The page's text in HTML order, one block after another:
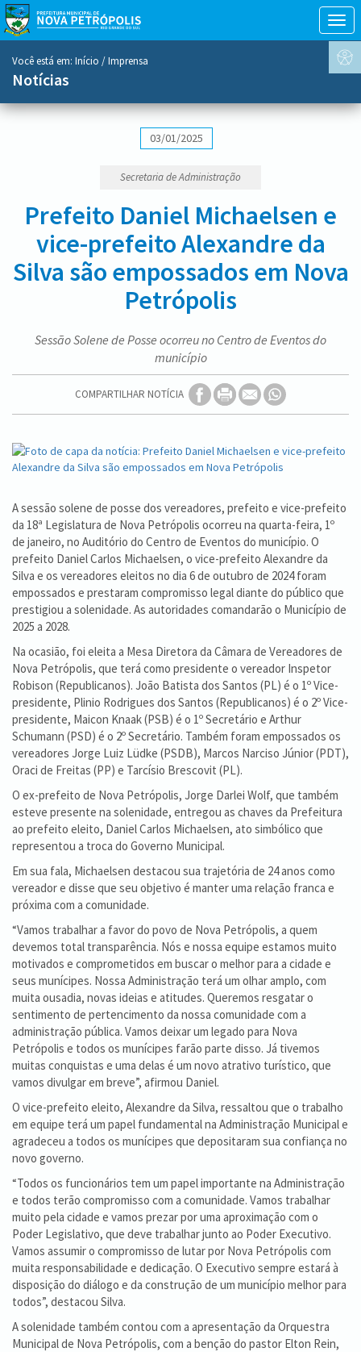
menu
Você está em: Início / Imprensa
Notícias
03/01/2025
Secretaria de Administração
Prefeito Daniel Michaelsen e
vice-prefeito Alexandre da
Silva são empossados em Nova
Petrópolis
Sessão Solene de Posse ocorreu no Centro de Eventos do
município
COMPARTILHAR NOTÍCIA
A sessão solene de posse dos vereadores, prefeito e vice-prefeito
da 18ª Legislatura de Nova Petrópolis ocorreu na quarta-feira, 1º
de janeiro, no Auditório do Centro de Eventos do município. O
prefeito Daniel Carlos Michaelsen, o vice-prefeito Alexandre da
Silva e os vereadores eleitos no dia 6 de outubro de 2024 foram
empossados e prestaram compromisso legal diante do público que
prestigiou a solenidade. As autoridades comandarão o Município de
2025 a 2028.
Na ocasião, foi eleita a Mesa Diretora da Câmara de Vereadores de
Nova Petrópolis, que terá como presidente o vereador Inspetor
Robison (Republicanos). João Batista dos Santos (PL) é o 1º Vice-
presidente, Plinio Rodrigues dos Santos (Republicanos) é o 2º Vice-
presidente, Maicon Knaak (PSB) é o 1º Secretário e Arthur
Schumann (PSD) é o 2º Secretário. Também foram empossados os
vereadores Jorge Luiz Lüdke (PSDB), Marcos Narciso Júnior (PDT),
Oraci de Freitas (PP) e Tarcísio Brescovit (PL).
O ex-prefeito de Nova Petrópolis, Jorge Darlei Wolf, que também
esteve presente na solenidade, entregou as chaves da Prefeitura
ao prefeito eleito, Daniel Carlos Michaelsen, ato simbólico que
representou a troca do Governo Municipal.
Em sua fala, Michaelsen destacou sua trajetória de 24 anos como
vereador e disse que seu objetivo é manter uma relação franca e
próxima com a comunidade.
“Vamos trabalhar a favor do povo de Nova Petrópolis, a quem
devemos total transparência. Nós e nossa equipe estamos muito
motivados e comprometidos em buscar o melhor para a cidade e
seus munícipes. Nossa Administração terá um olhar amplo, com
muita ousadia, novas ideias e atitudes. Queremos resgatar o
sentimento de pertencimento da nossa comunidade com a
administração pública. Vamos deixar um legado para Nova
Petrópolis e todos os munícipes farão parte disso. Já tivemos
muitas conquistas e uma delas é um novo atrativo turístico, que
vamos divulgar em breve”, afirmou Daniel.
O vice-prefeito eleito, Alexandre da Silva, ressaltou que o trabalho
em equipe terá um papel fundamental na Administração Municipal e
agradeceu a todos os munícipes que depositaram sua confiança no
novo governo.
“Todos os funcionários tem um papel importante na Administração
e todos terão compromisso com a comunidade. Vamos trabalhar
muito pela cidade e vamos prezar por uma aproximação com o
Poder Legislativo, que deve trabalhar junto ao Poder Executivo.
Vamos assumir o compromisso de lutar por Nova Petrópolis com
muita responsabilidade e dedicação. O Executivo sempre estará à
disposição do diálogo e da construção de um município melhor para
todos”, destacou Silva.
A solenidade também contou com a apresentação da Orquestra
Municipal de Nova Petrópolis, com a benção do pastor Elton Rein,